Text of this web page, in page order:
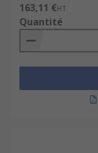
163,11 €HT
Quantité